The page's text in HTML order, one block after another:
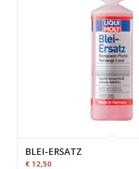
BLEI-ERSATZ
€12,50